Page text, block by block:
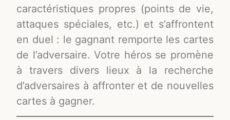
caractéristiques propres (points de vie,
attaques spéciales, etc.) et s’affrontent
en duel : le gagnant remporte les cartes
de l’adversaire. Votre héros se promène
à travers divers lieux à la recherche
d’adversaires à affronter et de nouvelles
cartes à gagner.